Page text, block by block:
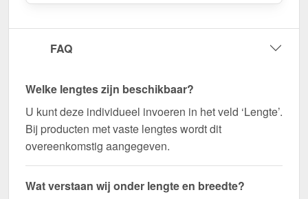
FAQ
Welke lengtes zijn beschikbaar?
U kunt deze individueel invoeren in het veld ‘Lengte’.
Bij producten met vaste lengtes wordt dit
overeenkomstig aangegeven.
Wat verstaan wij onder lengte en breedte?